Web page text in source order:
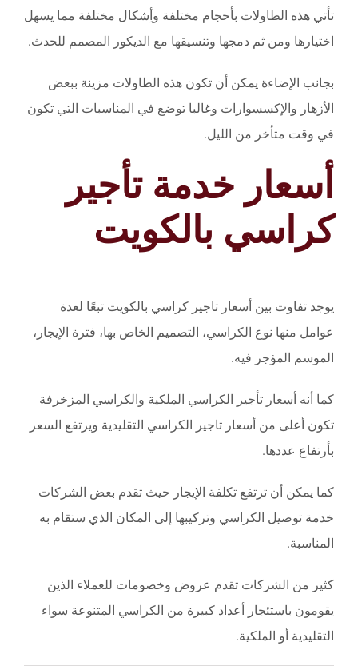
تأتي هذه الطاولات بأحجام مختلفة وأِشكال مختلفة مما يسهل
اختيارها ومن ثم دمجها وتنسيقها مع الديكور المصمم للحدث.
بجانب الإضاءة يمكن أن تكون هذه الطاولات مزينة ببعض
الأزهار والإكسسوارات وغالبا توضع في المناسبات التي تكون
في وقت متأخر من الليل.
أسعار خدمة تأجير
كراسي بالكويت
يوجد تفاوت بين أسعار تاجير كراسي بالكويت تبعًا لعدة
عوامل منها نوع الكراسي، التصميم الخاص بها، فترة الإيجار،
الموسم المؤجر فيه.
كما أنه أسعار تأجير الكراسي الملكية والكراسي المزخرفة
تكون أعلى من أسعار تاجير الكراسي التقليدية ويرتفع السعر
بأرتفاع عددها.
كما يمكن أن ترتفع تكلفة الإيجار حيث تقدم بعض الشركات
خدمة توصيل الكراسي وتركيبها إلى المكان الذي ستقام به
المناسبة.
كثير من الشركات تقدم عروض وخصومات للعملاء الذين
يقومون باستئجار أعداد كبيرة من الكراسي المتنوعة سواء
التقليدية أو الملكية.